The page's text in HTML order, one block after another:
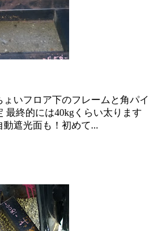
いフロア下のフレームと角パイ
最終的には40kgくらい太ります
遮光面も！初めて...